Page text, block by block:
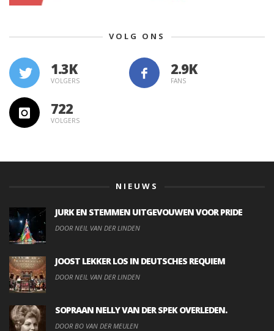
VOLG ONS
1.3K
VOLGERS FANS
722
VOLGERS
NIEUWS
JURK EN STEMMEN UITGEVOUWEN VOOR PRIDE
DOOR NEIL VAN DER LINDEN
JOOST LEKKER LOS IN DEUTSCHES REQUIEM
DOOR NEIL VAN DER LINDEN
SOPRAAN NELLY VAN DER SPEK OVERLEDEN.
DOOR BO VAN DER MEULEN